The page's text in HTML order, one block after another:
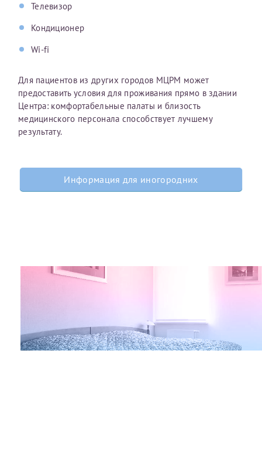
Для пациентов из других городов МЦРМ может
предоставить условия для проживания прямо в здании
Центра: комфортабельные палаты и близость
медицинского персонала способствует лучшему
результату.
Информация для иногородних
Телевизор
Кондиционер
Wi-fi